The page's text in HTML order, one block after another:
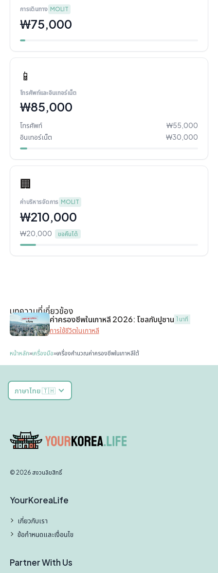
การเดินทาง MOLIT
₩75,000
📱
โทรศัพท์และอินเทอร์เน็ต
₩85,000
โทรศัพท์
₩55,000
อินเทอร์เน็ต
₩30,000
🏢
ค่าบริหารจัดการ MOLIT
₩210,000
₩20,000 ขอคืนได้
บทความที่เกี่ยวข้อง
ค่าครองชีพในเกาหลี 2026: โซลกับปูซาน 1 นาที
การใช้ชีวิตในเกาหลี
หน้าหลัก»เครื่องมือ»เครื่องคำนวณค่าครองชีพในเกาหลีใต้
ภาษาไทย 🇹🇭
© 2026 สงวนลิขสิทธิ์
YourKoreaLife
เกี่ยวกับเรา
ข้อกำหนดและเงื่อนไข
Partner With Us